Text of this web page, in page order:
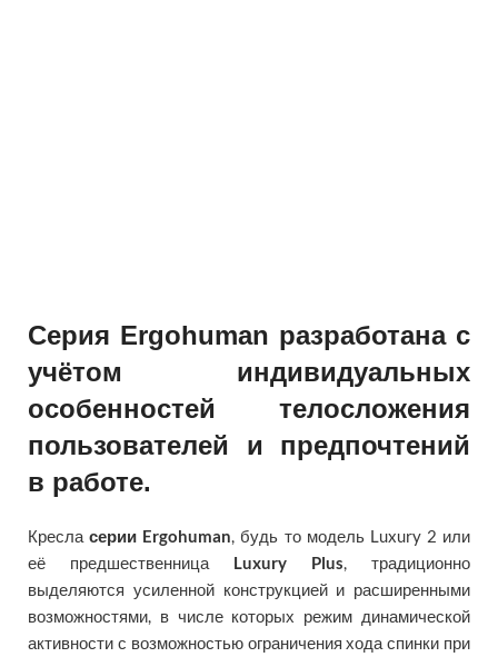
Серия Ergohuman разработана с
учётом индивидуальных
особенностей телосложения
пользователей и предпочтений
в работе.
Кресласерии Ergohuman , будь то модель Luxury 2 или
её предшественница Luxury Plus , традиционно
выделяются усиленной конструкцией и расширенными
возможностями, в числе которых режим динамической
активности с возможностью ограничения хода спинки при